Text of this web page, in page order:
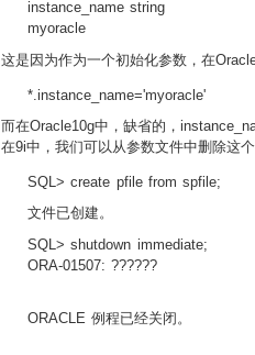
instance_name string
myoracle
这是因为作为一个初始化参数，在
*.instance_name='myoracle'
而在Oracle10g中，缺省的，
在9i中，我们可以从参数文件中删除这个
SQL> create pfile from spfile;
文件已创建。
SQL> shutdown immediate;
ORA-01507: ??????
ORACLE 例程已经关闭。